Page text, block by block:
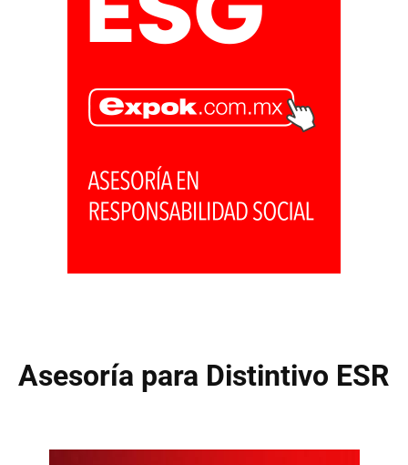
Asesoría para Distintivo ESR